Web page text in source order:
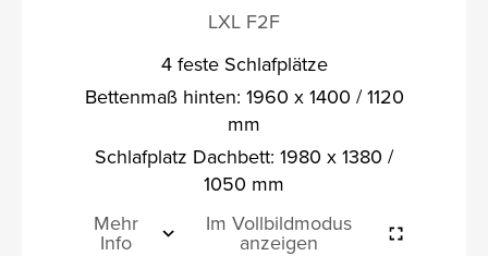
LXL F2F
4 feste Schlafplätze
Bettenmaß hinten: 1960 x 1400 / 1120
mm
Schlafplatz Dachbett: 1980 x 1380 /
1050 mm
Mehr
Info
Im Vollbildmodus
anzeigen